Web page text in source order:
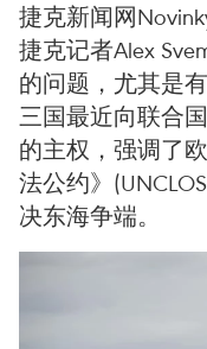
捷克新闻网
捷克记者Alex
的问题，尤其是
三国最近向联合
的主权，强调了
法公约》
决东海争端。